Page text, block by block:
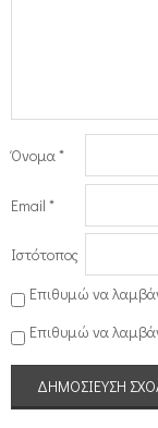
Όνομα*
Email *
Ιστότοπος
Επιθυμώ να
Επιθυμώ να